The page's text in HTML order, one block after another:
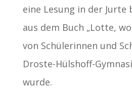
eine Lesung in der
aus dem Buch „Lotte,
von Schülerinnen und
Droste-Hülshoff-
wurde.